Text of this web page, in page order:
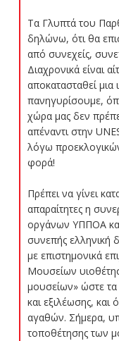
Τα Γλυπτά του
δηλώνω, ότι θα
από συνεχείς,
Διαχρονικά είναι
αποκατασταθεί μια
πανηγυρίσουμε,
χώρα μας δεν
απέναντι στην
λόγω
φορά!
Πρέπει να γίνει
απαραίτητες η
οργάνων ΥΠΠΟΑ και
συνεπής ελληνική
με επιστημονικά
Μουσείων
μουσείων» ώστε τα
και εξιλέωσης, και
αγαθών. Σήμερα,
τοποθέτησης των